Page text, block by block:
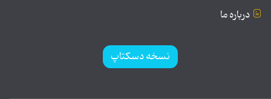
درباره ما
نسخه دسکتاپ